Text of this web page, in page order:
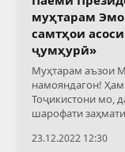
муҳтарам
самтҳои
ҷумҳурӣ»
Муҳтарам аъзои
намояндагон!
Тоҷикистони мо,
шарофати
23.12.2022 12:30